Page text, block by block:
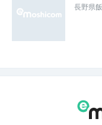
長野県